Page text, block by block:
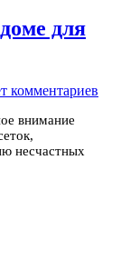
для
комментариев
внимание
несчастных